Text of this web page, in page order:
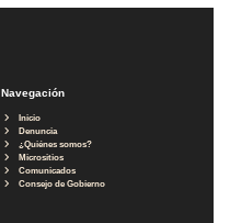
Navegación
Inicio
Denuncia
¿Quiénes somos?
Micrositios
Comunicados
Consejo de Gobierno